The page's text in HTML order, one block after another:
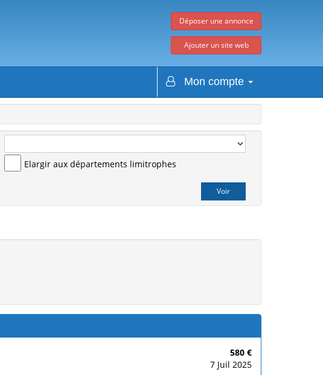
Déposer une annonce
Ajouter un site web
Mon compte
Elargir aux départements limitrophes
580 €
7 Juil 2025